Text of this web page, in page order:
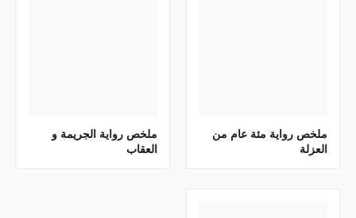
ملخص رواية مئة عام من
العزلة
ملخص رواية الجريمة و
العقاب